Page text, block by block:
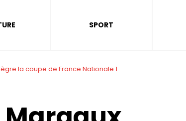
SPORT
la coupe de France Nationale 1